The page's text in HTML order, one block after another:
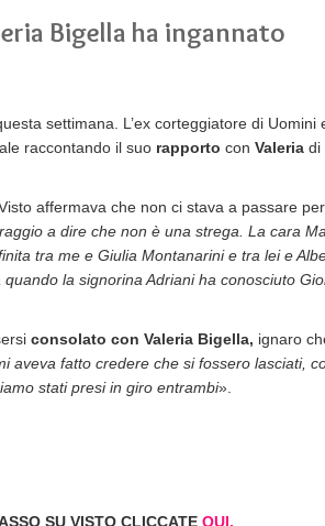
Bigella ha ingannato
settimana. L’ex corteggiatore di Uomini
raccontando il suo rapporto con Valeria di
Visto affermava che non ci stava a passare
a dire che non è una strega. La cara
tra me e Giulia Montanarini e tra lei e
la signorina Adriani ha conosciuto
consolato con Valeria Bigella, ignaro
aveva fatto credere che si fossero lasciati,
stati presi in giro entrambi».
SU VISTO CLICCATE QUI.